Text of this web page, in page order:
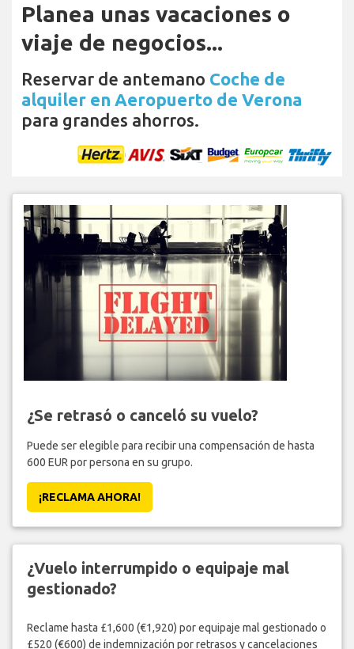
Planea unas vacaciones o
viaje de negocios...
Reservar de antemano Coche de
alquiler en Aeropuerto de Verona
para grandes ahorros.
¿Se retrasó o canceló su vuelo?
Puede ser elegible para recibir una compensación de hasta
600 EUR por persona en su grupo.
¡RECLAMA AHORA!
¿Vuelo interrumpido o equipaje mal
gestionado?
Reclame hasta £1,600 (€1,920) por equipaje mal gestionado o
£520 (€600) de indemnización por retrasos y cancelaciones